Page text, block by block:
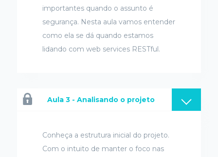
importantes quando o assunto é
segurança. Nesta aula vamos entender
como ela se dá quando estamos
lidando com web services RESTful.
Aula 3 - Analisando o projeto
Conheça a estrutura inicial do projeto.
Com o intuito de manter o foco nas